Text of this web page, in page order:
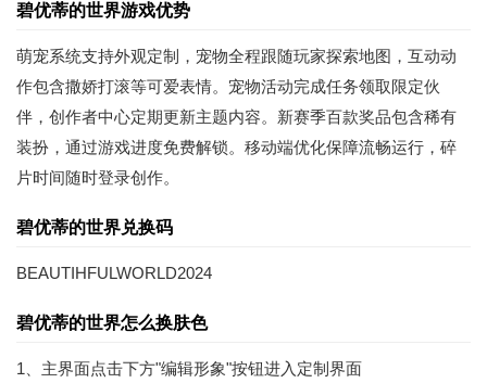
碧优蒂的世界游戏优势
萌宠系统支持外观定制，宠物全程跟随玩家探索地图，互动动
作包含撒娇打滚等可爱表情。宠物活动完成任务领取限定伙
伴，创作者中心定期更新主题内容。新赛季百款奖品包含稀有
装扮，通过游戏进度免费解锁。移动端优化保障流畅运行，碎
片时间随时登录创作。
碧优蒂的世界兑换码
BEAUTIHFULWORLD2024
碧优蒂的世界怎么换肤色
1、主界面点击下方"编辑形象"按钮进入定制界面